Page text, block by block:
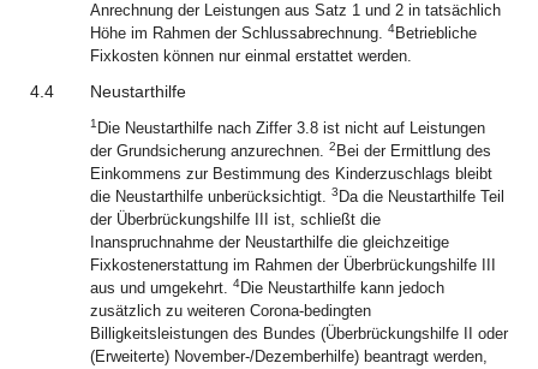
Anrechnung der Leistungen aus Satz 1 und 2 in tatsächlich
Höhe im Rahmen der Schlussabrechnung. 4Betriebliche
Fixkosten können nur einmal erstattet werden.
4.4 Neustarthilfe
1 Die Neustarthilfe nach Ziffer 3.8 ist nicht auf Leistungen
der Grundsicherung anzurechnen. 2 Bei der Ermittlung des
Einkommens zur Bestimmung des Kinderzuschlags bleibt
die Neustarthilfe unberücksichtigt. 3 Da die Neustarthilfe Teil
der Überbrückungshilfe III ist, schließt die
Inanspruchnahme der Neustarthilfe die gleichzeitige
Fixkostenerstattung im Rahmen der Überbrückungshilfe III
aus und umgekehrt. 4Die Neustarthilfe kann jedoch
zusätzlich zu weiteren Corona-bedingten
Billigkeitsleistungen des Bundes (Überbrückungshilfe II oder
(Erweiterte) November-/Dezemberhilfe) beantragt werden,